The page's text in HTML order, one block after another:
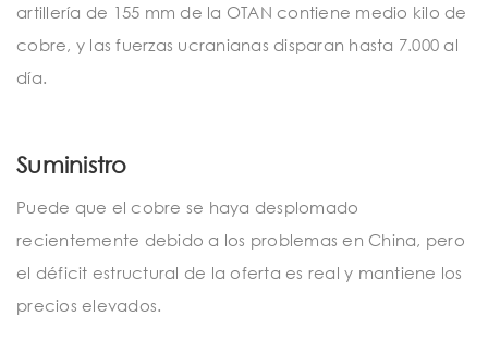
artillería de 155 mm de la OTAN contiene medio kilo de
cobre, y las fuerzas ucranianas disparan hasta 7.000 al
día.
Suministro
Puede que el cobre se haya desplomado
recientemente debido a los problemas en China, pero
el déficit estructural de la oferta es real y mantiene los
precios elevados.